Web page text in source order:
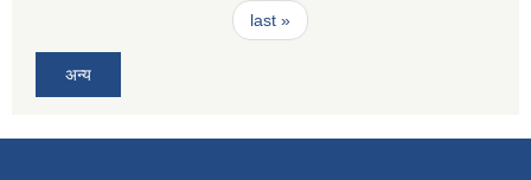
last »
अन्य